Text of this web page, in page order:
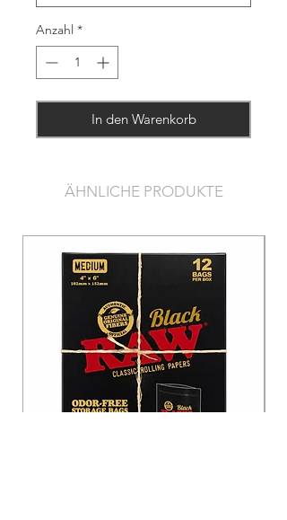
Anzahl *
In den Warenkorb
ÄHNLICHE PRODUKTE